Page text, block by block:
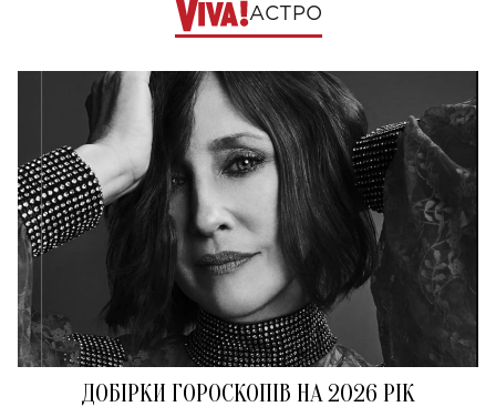
АСТРО
ДОБІРКИ ГОРОСКОПІВ НА 2026 РІК